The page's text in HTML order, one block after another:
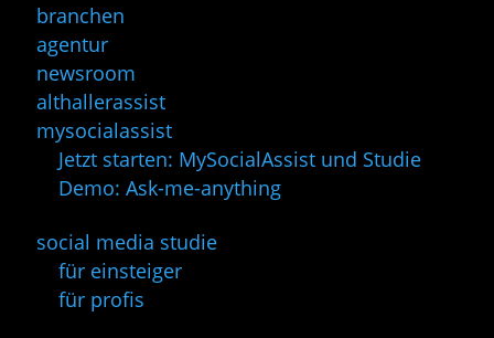
branchen
agentur
newsroom
althallerassist
mysocialassist
Jetzt starten: MySocialAssist und Studie
Demo: Ask-me-anything
social media studie
für einsteiger
für profis